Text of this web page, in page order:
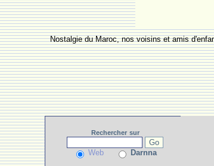
Nostalgie du Maroc, nos voisins et amis
Rechercher sur
Web Darnna